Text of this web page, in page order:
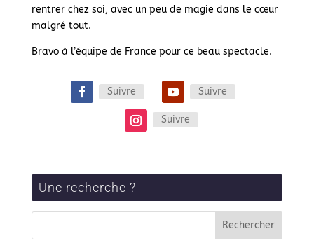
rentrer chez soi, avec un peu de magie dans le cœur
malgré tout.
Bravo à l’équipe de France pour ce beau spectacle.
Suivre Suivre
Suivre
Une recherche ?